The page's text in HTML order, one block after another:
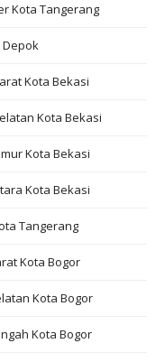
Kota Tangerang
Depok
Kota Bekasi
Kota Bekasi
Kota Bekasi
Kota Bekasi
Tangerang
Kota Bogor
Kota Bogor
Kota Bogor